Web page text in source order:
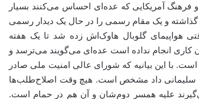
فرهنگ آمریکایی که عده‌ای احساس می‌کنند بسیار
و یک مقام رسمی را در حال یک دیدار رسمی
هواپیمای گلوبال هاوک‌اش زده شد تا یک هفته
اکنون که ۲۴ ساعت گذشته و ایران کاری انجام نداده است عده‌ای می‌گویند می‌ترسد و
با این بیانیه که شورای عالی امنیت ملی صادر
سلیمانی داد مشخص است. هیچ وقت اصلاح‌طلب‌ها
علیه همسر دوم‌شان و آن هم در حمام است.